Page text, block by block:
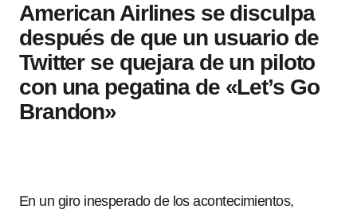
American Airlines se disculpa
después de que un usuario de
Twitter se quejara de un piloto
con una pegatina de «Let’s Go
Brandon»
En un giro inesperado de los acontecimientos,